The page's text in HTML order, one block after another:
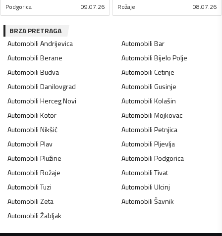
Podgorica 09.07.26 Rožaje 08.07.26
BRZA PRETRAGA
AutomobiliAndrijevica AutomobiliBar
AutomobiliBerane AutomobiliBijelo Polje
AutomobiliBudva AutomobiliCetinje
AutomobiliDanilovgrad AutomobiliGusinje
AutomobiliHerceg Novi AutomobiliKolašin
AutomobiliKotor AutomobiliMojkovac
AutomobiliNikšić AutomobiliPetnjica
AutomobiliPlav AutomobiliPljevlja
AutomobiliPlužine AutomobiliPodgorica
AutomobiliRožaje AutomobiliTivat
AutomobiliTuzi AutomobiliUlcinj
AutomobiliZeta AutomobiliŠavnik
AutomobiliŽabljak